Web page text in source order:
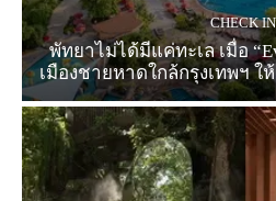
CHECK IN
พัทยาไม่ได้มีแค่ทะเล เมื่อ
เมืองชายหาดใกล้กรุงเทพฯ ใ